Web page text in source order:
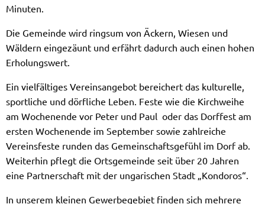
Minuten.
Die Gemeinde wird ringsum von Äckern, Wiesen und
Wäldern eingezäunt und erfährt dadurch auch einen hohen
Erholungswert.
Ein vielfältiges Vereinsangebot bereichert das kulturelle,
sportliche und dörfliche Leben. Feste wie die Kirchweihe
am Wochenende vor Peter und Paul oder das Dorffest am
ersten Wochenende im September sowie zahlreiche
Vereinsfeste runden das Gemeinschaftsgefühl im Dorf ab.
Weiterhin pflegt die Ortsgemeinde seit über 20 Jahren
eine Partnerschaft mit der ungarischen Stadt „Kondoros“.
In unserem kleinen Gewerbegebiet finden sich mehrere